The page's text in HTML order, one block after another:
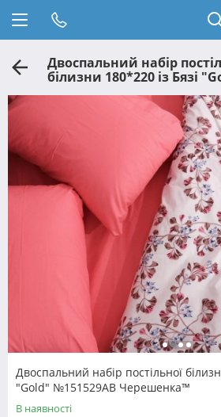
Двоспальний набір
білизни 180*220 із Бязі
№151529AB Черешенка™
Двоспальний набір постільної
"Gold" №151529AB Черешенка™
В наявності